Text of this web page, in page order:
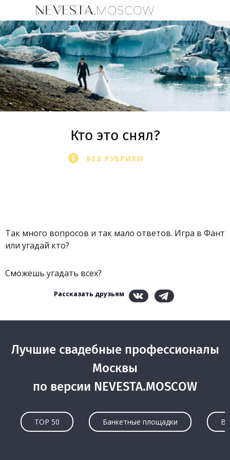
Кто это снял?
БЕЗ РУБРИКИ
Так много вопросов и так мало ответов. Игра в Фант
или угадай кто?
Сможешь угадать всех?
Рассказать друзьям
Лучшие свадебные профессионалы
Москвы
по версии NEVESTA.MOSCOW
TOP 50 Банкетные площадки